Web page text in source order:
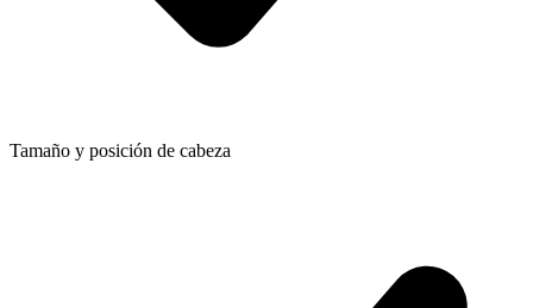
Tamaño y posición de cabeza